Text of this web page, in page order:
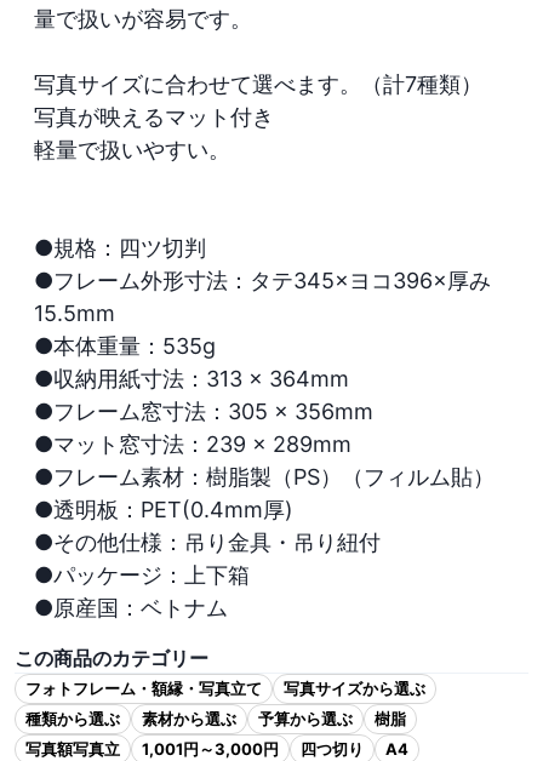
量で扱いが容易です。
写真サイズに合わせて選べます。（計7種類）
写真が映えるマット付き
軽量で扱いやすい。
●規格：四ツ切判
●フレーム外形寸法：タテ345×ヨコ396×厚み
15.5mm
●本体重量：535g
●収納用紙寸法：313 × 364mm
●フレーム窓寸法：305 × 356mm
●マット窓寸法：239 × 289mm
●フレーム素材：樹脂製（PS）（フィルム貼）
●透明板：PET(0.4mm厚)
●その他仕様：吊り金具・吊り紐付
●パッケージ：上下箱
●原産国：ベトナム
この商品のカテゴリー
フォトフレーム・額縁・写真立て
写真サイズから選ぶ
種類から選ぶ
素材から選ぶ 予算から選ぶ
樹脂
写真額写真立
1,001円～3,000円 四つ切り A4